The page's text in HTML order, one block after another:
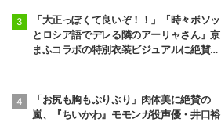
「大正っぽくて良いぞ！！」『時々ボソッ
とロシア語でデレる隣のアーリャさん』京
まふコラボの特別衣装ビジュアルに絶賛の
「お尻も胸もぷりぷり」肉体美に絶賛の
嵐、『ちいかわ』モモンガ役声優・井口裕